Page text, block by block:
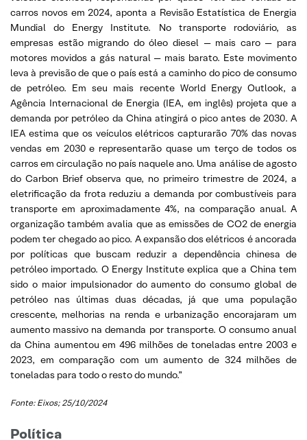
carros novos em 2024, aponta a Revisão Estatística de Energia
Mundial do Energy Institute. No transporte rodoviário, as
empresas estão migrando do óleo diesel — mais caro — para
motores movidos a gás natural — mais barato. Este movimento
leva à previsão de que o país está a caminho do pico de consumo
de petróleo. Em seu mais recente World Energy Outlook, a
Agência Internacional de Energia (IEA, em inglês) projeta que a
demanda por petróleo da China atingirá o pico antes de 2030. A
IEA estima que os veículos elétricos capturarão 70% das novas
vendas em 2030 e representarão quase um terço de todos os
carros em circulação no país naquele ano. Uma análise de agosto
do Carbon Brief observa que, no primeiro trimestre de 2024, a
eletrificação da frota reduziu a demanda por combustíveis para
transporte em aproximadamente 4%, na comparação anual. A
organização também avalia que as emissões de CO2 de energia
podem ter chegado ao pico. A expansão dos elétricos é ancorada
por políticas que buscam reduzir a dependência chinesa de
petróleo importado. O Energy Institute explica que a China tem
sido o maior impulsionador do aumento do consumo global de
petróleo nas últimas duas décadas, já que uma população
crescente, melhorias na renda e urbanização encorajaram um
aumento massivo na demanda por transporte. O consumo anual
da China aumentou em 496 milhões de toneladas entre 2003 e
2023, em comparação com um aumento de 324 milhões de
toneladas para todo o resto do mundo.”
Fonte: Eixos; 25/10/2024
Política